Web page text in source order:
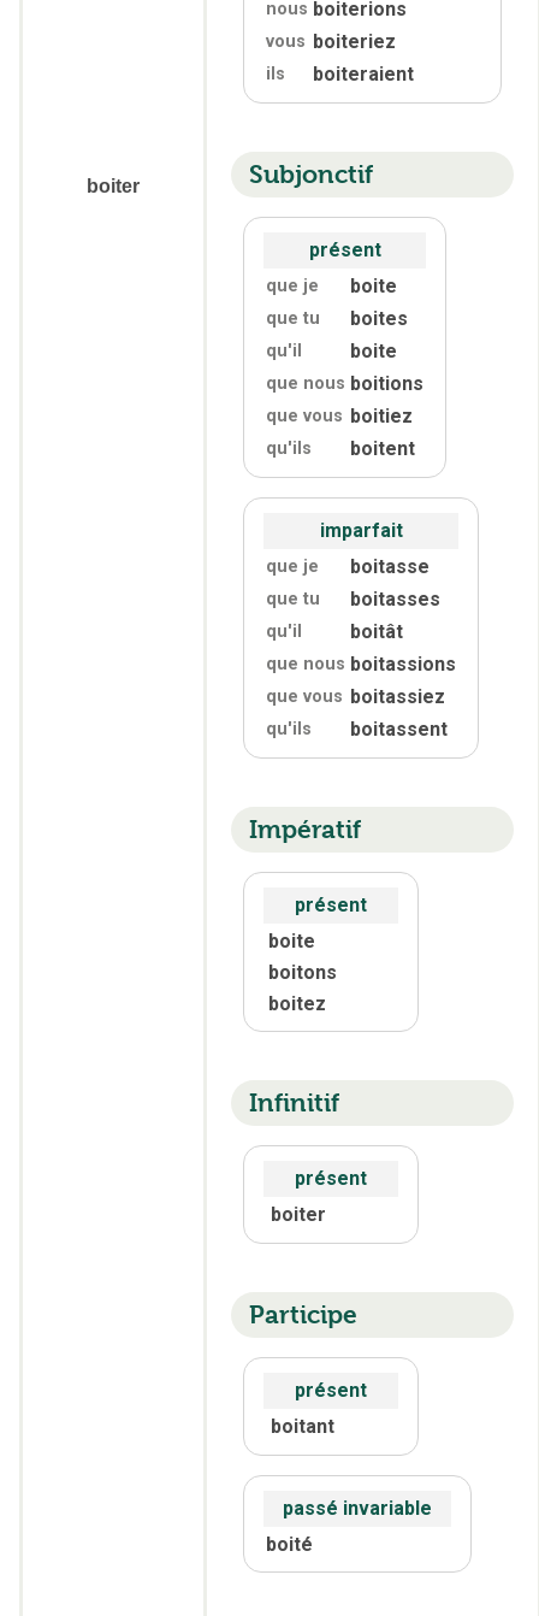
boiter
nous boiterions
vous boiteriez
ils boiteraient
Subjonctif
présent
que je boite
que tu boites
qu'il boite
que nous boitions
que vous boitiez
qu'ils boitent
imparfait
que je boitasse
que tu boitasses
qu'il boitât
que nous boitassions
que vous boitassiez
qu'ils boitassent
Impératif
présent
boite
boitons
boitez
Infinitif
présent
boiter
Participe
présent
boitant
passé invariable
boité